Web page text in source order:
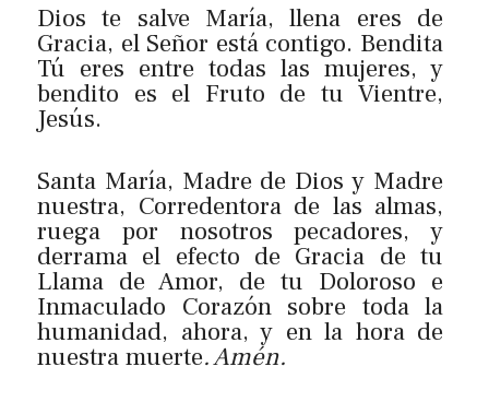
Dios te salve María, llena eres de
Gracia, el Señor está contigo. Bendita
Tú eres entre todas las mujeres, y
bendito es el Fruto de tu Vientre,
Jesús.
Santa María, Madre de Dios y Madre
nuestra, Corredentora de las almas,
ruega por nosotros pecadores, y
derrama el efecto de Gracia de tu
Llama de Amor, de tu Doloroso e
Inmaculado Corazón sobre toda la
humanidad, ahora, y en la hora de
nuestra muerte. Amén.